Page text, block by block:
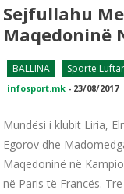
Sejfullahu
Maqedoninë
BALLINA Sporte
infosport.mk - 23/08/2017
Mundësi i klubit Liria,
Egorov dhe
Maqedoninë në
në Paris të Francës.